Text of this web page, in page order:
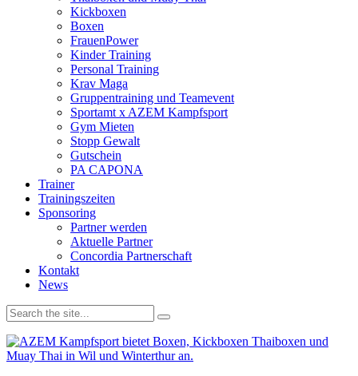
Kickboxen
Boxen
FrauenPower
Kinder Training
Personal Training
Krav Maga
Gruppentraining und Teamevent
Sportamt x AZEM Kampfsport
Gym Mieten
Stopp Gewalt
Gutschein
PA CAPONA
Trainer
Trainingszeiten
Sponsoring
Partner werden
Aktuelle Partner
Concordia Partnerschaft
Kontakt
News